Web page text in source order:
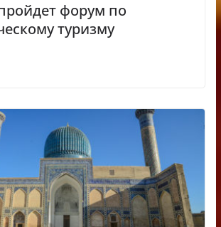
форум по
туризму